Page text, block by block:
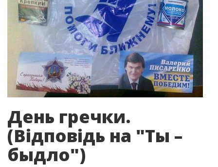
День гречки.
(Вiдповiдь на "Ты –
быдло")